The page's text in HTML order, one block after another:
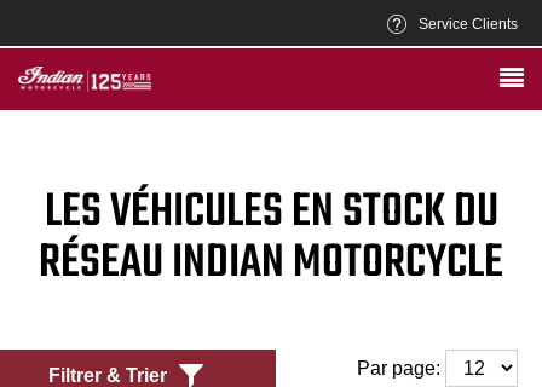
Service Clients
LES VÉHICULES EN STOCK DU
RÉSEAU INDIAN MOTORCYCLE
Filtrer & Trier Par page: